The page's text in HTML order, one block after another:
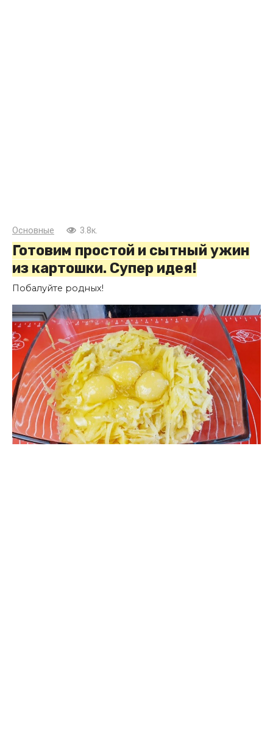
Основные 3.8к.
Готовим простой и сытный ужин
из картошки. Супер идея!
Побалуйте родных!